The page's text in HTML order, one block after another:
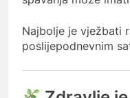
Najbolje je vježbati
poslijepodnevnim